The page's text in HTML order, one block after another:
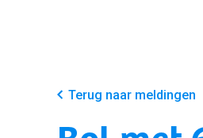
Terug naar meldingen